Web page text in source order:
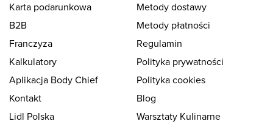
Karta podarunkowa
Metody dostawy
B2B
Metody płatności
Franczyza
Regulamin
Kalkulatory
Polityka prywatności
Aplikacja Body Chief
Polityka cookies
Kontakt
Blog
Lidl Polska
Warsztaty Kulinarne